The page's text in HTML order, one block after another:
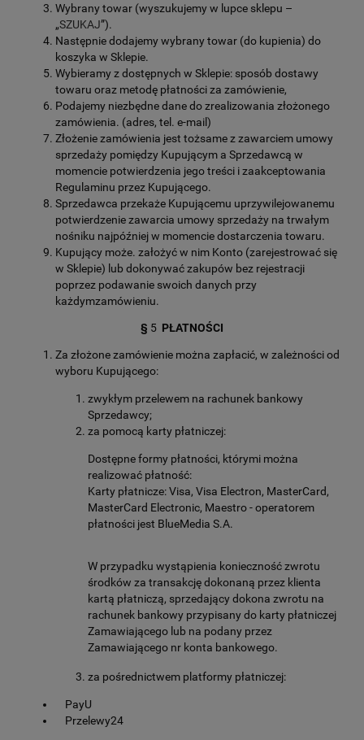
Wybrany towar (wyszukujemy w lupce sklepu –
„SZUKAJ”).
Następnie dodajemy wybrany towar (do kupienia) do
koszyka w Sklepie.
Wybieramy z dostępnych w Sklepie: sposób dostawy
towaru oraz metodę płatności za zamówienie,
Podajemy niezbędne dane do zrealizowania złożonego
zamówienia. (adres, tel. e-mail)
Złożenie zamówienia jest tożsame z zawarciem umowy
sprzedaży pomiędzy Kupującym a Sprzedawcą w
momencie potwierdzenia jego treści i zaakceptowania
Regulaminu przez Kupującego.
Sprzedawca przekaże Kupującemu uprzywilejowanemu
potwierdzenie zawarcia umowy sprzedaży na trwałym
nośniku najpóźniej w momencie dostarczenia towaru.
Kupujący może. założyć w nim Konto (zarejestrować się
w Sklepie) lub dokonywać zakupów bez rejestracji
poprzez podawanie swoich danych przy
każdymzamówieniu.
§ 5 PŁATNOŚCI
Za złożone zamówienie można zapłacić, w zależności od
wyboru Kupującego:
zwykłym przelewem na rachunek bankowy
Sprzedawcy;
za pomocą karty płatniczej:
Dostępne formy płatności, którymi można
realizować płatność:
Karty płatnicze: Visa, Visa Electron, MasterCard,
MasterCard Electronic, Maestro - operatorem
płatności jest BlueMedia S.A.
W przypadku wystąpienia konieczność zwrotu
środków za transakcję dokonaną przez klienta
kartą płatniczą, sprzedający dokona zwrotu na
rachunek bankowy przypisany do karty płatniczej
Zamawiającego lub na podany przez
Zamawiającego nr konta bankowego.
za pośrednictwem platformy płatniczej:
PayU
Przelewy24